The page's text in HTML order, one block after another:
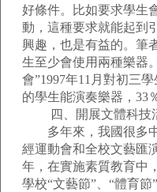
好條件。比如要求學生
動，這種要求就能起到
興趣，也是有益的。筆
生至少會使用兩種樂器
會”1997年11月對初三
的學生能演奏樂器，33
四、開展文體科技
多年來，我國很多中
經運動會和全校文藝匯
年，在實施素質教育中
學校“文藝節”、“體育節